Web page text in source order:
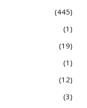
445
1
19
1
12
3